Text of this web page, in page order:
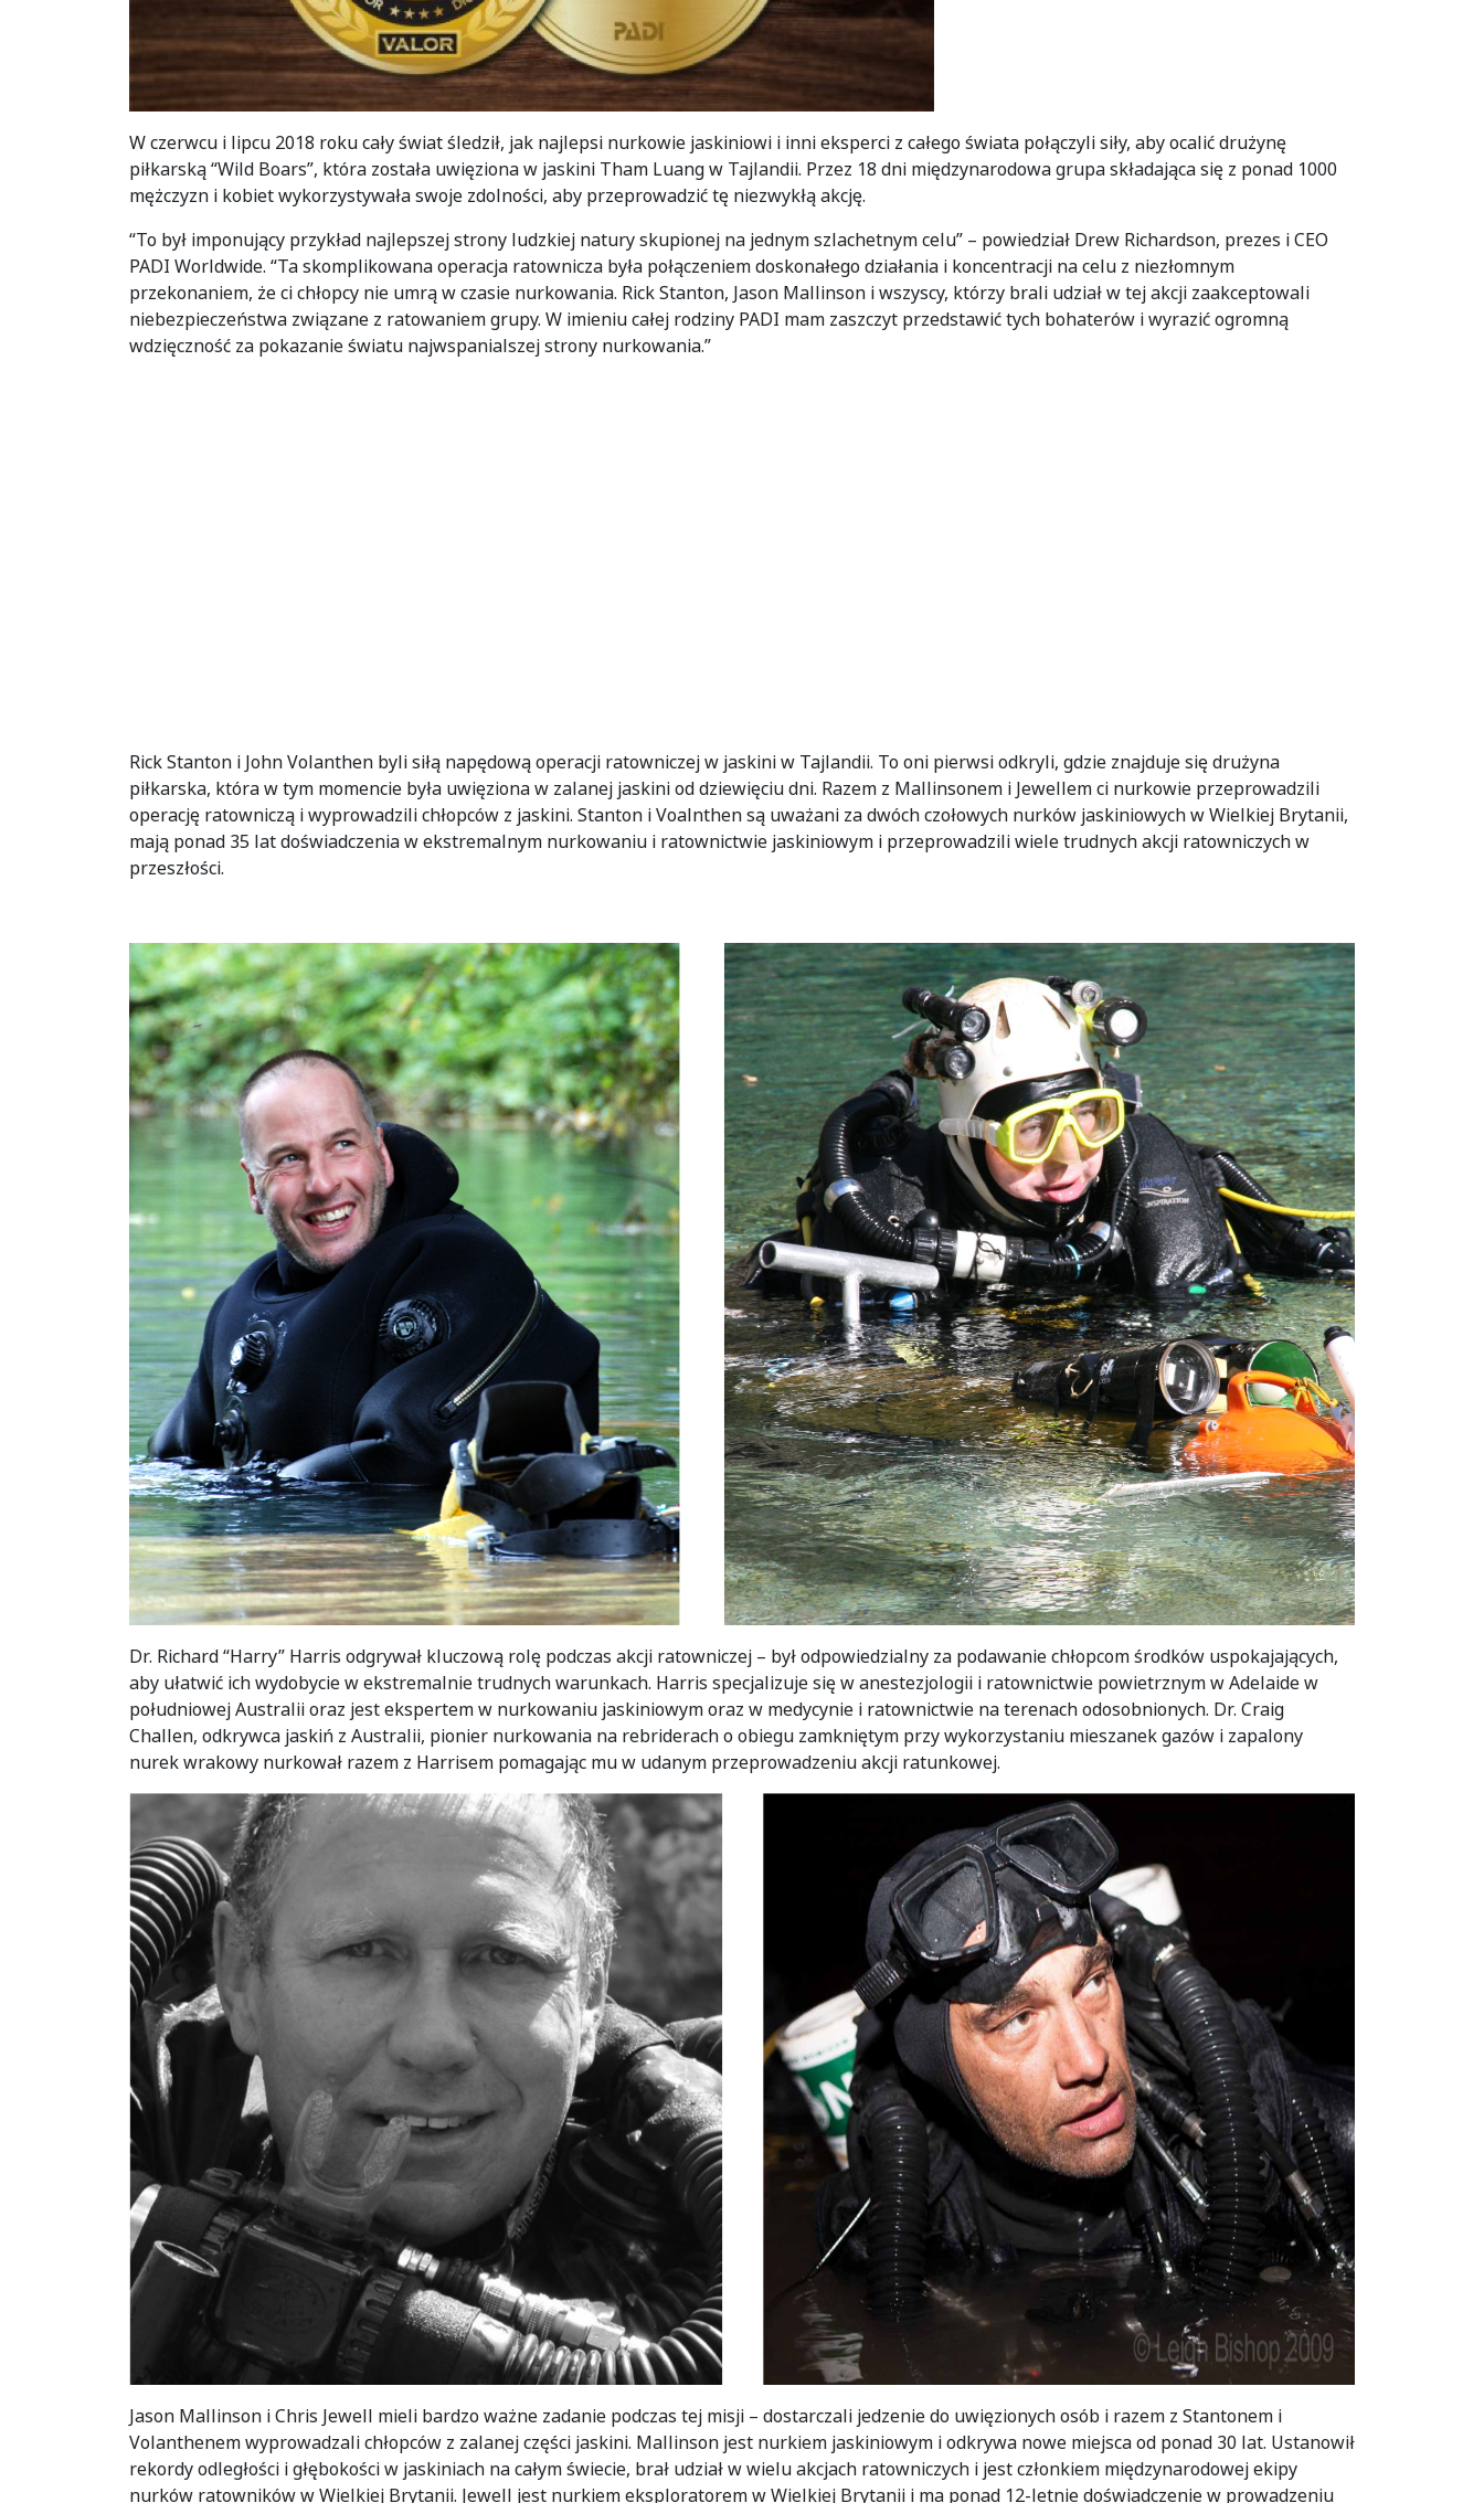
W czerwcu i lipcu 2018 roku cały świat śledził, jak najlepsi nurkowie jaskiniowi i inni eksperci z całego świata połączyli siły, aby ocalić drużynę
piłkarską “Wild Boars”, która została uwięziona w jaskini Tham Luang w Tajlandii. Przez 18 dni międzynarodowa grupa składająca się z ponad 1000
mężczyzn i kobiet wykorzystywała swoje zdolności, aby przeprowadzić tę niezwykłą akcję.
“To był imponujący przykład najlepszej strony ludzkiej natury skupionej na jednym szlachetnym celu” – powiedział Drew Richardson, prezes i CEO
PADI Worldwide. “Ta skomplikowana operacja ratownicza była połączeniem doskonałego działania i koncentracji na celu z niezłomnym
przekonaniem, że ci chłopcy nie umrą w czasie nurkowania. Rick Stanton, Jason Mallinson i wszyscy, którzy brali udział w tej akcji zaakceptowali
niebezpieczeństwa związane z ratowaniem grupy. W imieniu całej rodziny PADI mam zaszczyt przedstawić tych bohaterów i wyrazić ogromną
wdzięczność za pokazanie światu najwspanialszej strony nurkowania.”
Rick Stanton i John Volanthen byli siłą napędową operacji ratowniczej w jaskini w Tajlandii. To oni pierwsi odkryli, gdzie znajduje się drużyna
piłkarska, która w tym momencie była uwięziona w zalanej jaskini od dziewięciu dni. Razem z Mallinsonem i Jewellem ci nurkowie przeprowadzili
operację ratowniczą i wyprowadzili chłopców z jaskini. Stanton i Voalnthen są uważani za dwóch czołowych nurków jaskiniowych w Wielkiej Brytanii,
mają ponad 35 lat doświadczenia w ekstremalnym nurkowaniu i ratownictwie jaskiniowym i przeprowadzili wiele trudnych akcji ratowniczych w
przeszłości.
Dr. Richard “Harry” Harris odgrywał kluczową rolę podczas akcji ratowniczej – był odpowiedzialny za podawanie chłopcom środków uspokajających,
aby ułatwić ich wydobycie w ekstremalnie trudnych warunkach. Harris specjalizuje się w anestezjologii i ratownictwie powietrznym w Adelaide w
południowej Australii oraz jest ekspertem w nurkowaniu jaskiniowym oraz w medycynie i ratownictwie na terenach odosobnionych. Dr. Craig
Challen, odkrywca jaskiń z Australii, pionier nurkowania na rebriderach o obiegu zamkniętym przy wykorzystaniu mieszanek gazów i zapalony
nurek wrakowy nurkował razem z Harrisem pomagając mu w udanym przeprowadzeniu akcji ratunkowej.
Jason Mallinson i Chris Jewell mieli bardzo ważne zadanie podczas tej misji – dostarczali jedzenie do uwięzionych osób i razem z Stantonem i
Volanthenem wyprowadzali chłopców z zalanej części jaskini. Mallinson jest nurkiem jaskiniowym i odkrywa nowe miejsca od ponad 30 lat. Ustanowił
rekordy odległości i głębokości w jaskiniach na całym świecie, brał udział w wielu akcjach ratowniczych i jest członkiem międzynarodowej ekipy
nurków ratowników w Wielkiej Brytanii. Jewell jest nurkiem eksploratorem w Wielkiej Brytanii i ma ponad 12-letnie doświadczenie w prowadzeniu